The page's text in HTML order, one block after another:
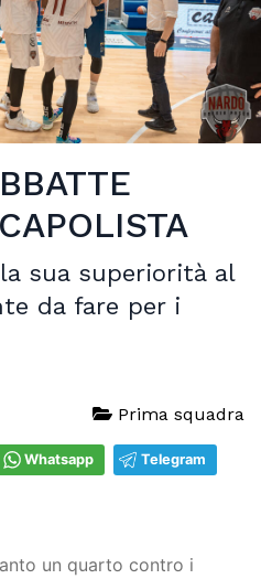
sua superiorità al
da fare per i
Prima squadra
Whatsapp Telegram
un quarto contro i